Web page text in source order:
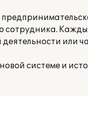
сотрудника.
или
системе и